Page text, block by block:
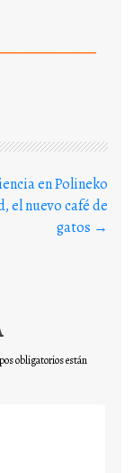
en Polineko
el nuevo café de
gatos →
obligatorios están